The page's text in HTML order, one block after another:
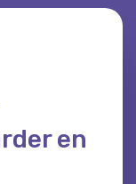
en